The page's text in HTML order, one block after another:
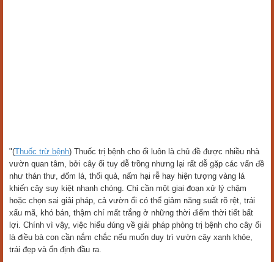
"(Thuốc trừ bệnh) Thuốc trị bệnh cho ổi luôn là chủ đề được nhiều nhà
vườn quan tâm, bởi cây ổi tuy dễ trồng nhưng lại rất dễ gặp các vấn đề
như thán thư, đốm lá, thối quả, nấm hại rễ hay hiện tượng vàng lá
khiến cây suy kiệt nhanh chóng. Chỉ cần một giai đoạn xử lý chậm
hoặc chọn sai giải pháp, cả vườn ổi có thể giảm năng suất rõ rệt, trái
xấu mã, khó bán, thậm chí mất trắng ở những thời điểm thời tiết bất
lợi. Chính vì vậy, việc hiểu đúng về giải pháp phòng trị bệnh cho cây ổi
là điều bà con cần nắm chắc nếu muốn duy trì vườn cây xanh khỏe,
trái đẹp và ổn định đầu ra.